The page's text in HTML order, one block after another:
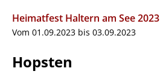
Heimatfest Haltern am See 2023
Vom 01.09.2023 bis 03.09.2023
Hopsten